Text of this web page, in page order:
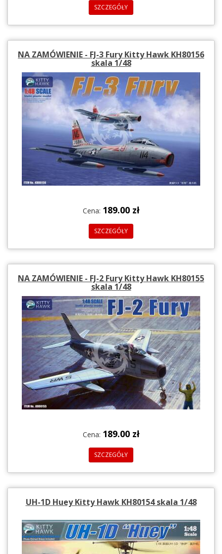
SZCZEGÓŁY
NA ZAMÓWIENIE - FJ-3 Fury Kitty Hawk KH80156
skala 1/48
Cena: 189.00 zł
SZCZEGÓŁY
NA ZAMÓWIENIE - FJ-2 Fury Kitty Hawk KH80155
skala 1/48
Cena: 189.00 zł
SZCZEGÓŁY
UH-1D Huey Kitty Hawk KH80154 skala 1/48